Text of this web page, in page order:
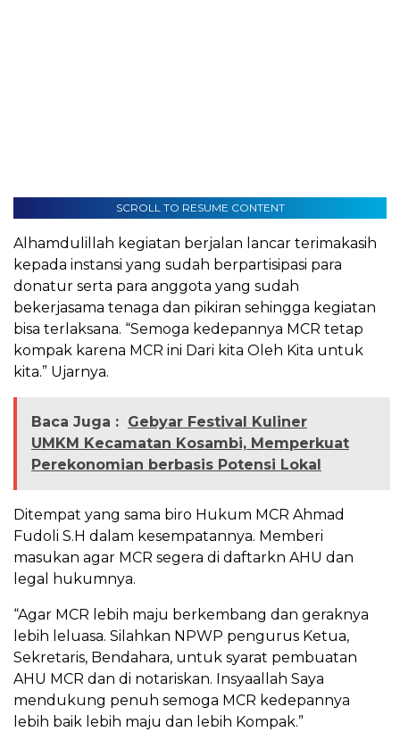
SCROLL TO RESUME CONTENT
Alhamdulillah kegiatan berjalan lancar terimakasih
kepada instansi yang sudah berpartisipasi para
donatur serta para anggota yang sudah
bekerjasama tenaga dan pikiran sehingga kegiatan
bisa terlaksana. “Semoga kedepannya MCR tetap
kompak karena MCR ini Dari kita Oleh Kita untuk
kita.” Ujarnya.
Baca Juga : Gebyar Festival Kuliner
UMKM Kecamatan Kosambi, Memperkuat
Perekonomian berbasis Potensi Lokal
Ditempat yang sama biro Hukum MCR Ahmad
Fudoli S.H dalam kesempatannya. Memberi
masukan agar MCR segera di daftarkn AHU dan
legal hukumnya.
“Agar MCR lebih maju berkembang dan geraknya
lebih leluasa. Silahkan NPWP pengurus Ketua,
Sekretaris, Bendahara, untuk syarat pembuatan
AHU MCR dan di notariskan. Insyaallah Saya
mendukung penuh semoga MCR kedepannya
lebih baik lebih maju dan lebih Kompak.”